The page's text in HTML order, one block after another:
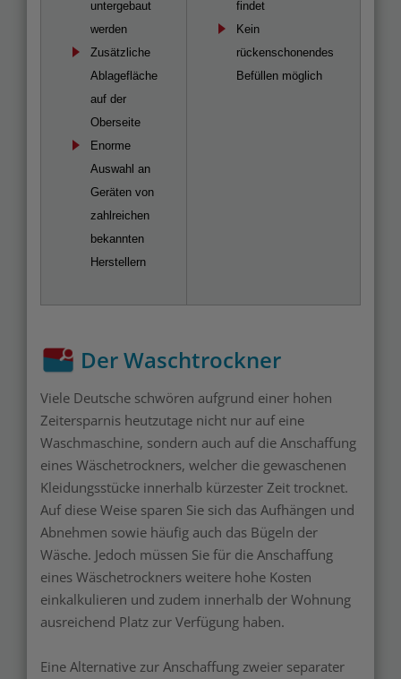
untergebaut
werden
Zusätzliche
Ablagefläche
auf der
Oberseite
Enorme
Auswahl an
Geräten von
zahlreichen
bekannten
Herstellern
findet
Kein
rückenschonendes
Befüllen möglich
Der Waschtrockner
Viele Deutsche schwören aufgrund einer hohen
Zeitersparnis heutzutage nicht nur auf eine
Waschmaschine, sondern auch auf die Anschaffung
eines Wäschetrockners, welcher die gewaschenen
Kleidungsstücke innerhalb kürzester Zeit trocknet.
Auf diese Weise sparen Sie sich das Aufhängen und
Abnehmen sowie häufig auch das Bügeln der
Wäsche. Jedoch müssen Sie für die Anschaffung
eines Wäschetrockners weitere hohe Kosten
einkalkulieren und zudem innerhalb der Wohnung
ausreichend Platz zur Verfügung haben.
Eine Alternative zur Anschaffung zweier separater